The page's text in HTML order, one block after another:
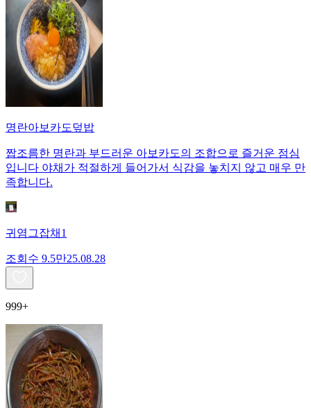
명란아보카도덮밥
짭조름한 명란과 부드러운 아보카도의 조합으로 즐거운 점심
입니다 야채가 적절하게 들어가서 식감을 놓치지 않고 매우 만
족합니다.
귀염그잡채1
조회수 9.5만25.08.28
999+